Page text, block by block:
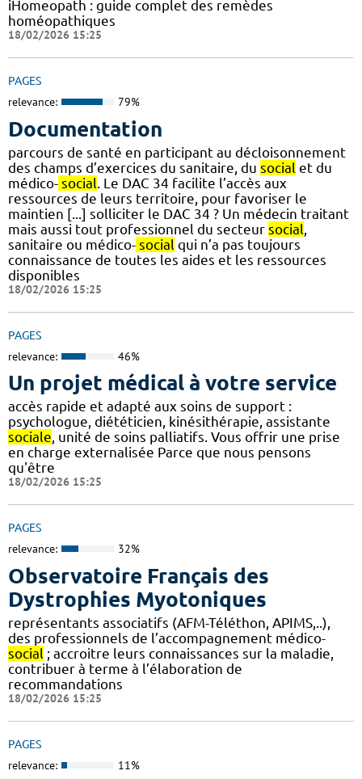
iHomeopath : guide complet des remèdes
homéopathiques
18/02/2026 15:25
PAGES
relevance: 79%
Documentation
parcours de santé en participant au décloisonnement
des champs d’exercices du sanitaire, du social et du
médico- social. Le DAC 34 facilite l’accès aux
ressources de leurs territoire, pour favoriser le
maintien [...] solliciter le DAC 34 ? Un médecin traitant
mais aussi tout professionnel du secteur social,
sanitaire ou médico- social qui n’a pas toujours
connaissance de toutes les aides et les ressources
disponibles
18/02/2026 15:25
PAGES
relevance: 46%
Un projet médical à votre service
accès rapide et adapté aux soins de support :
psychologue, diététicien, kinésithérapie, assistante
sociale, unité de soins palliatifs. Vous offrir une prise
en charge externalisée Parce que nous pensons
qu'être
18/02/2026 15:25
PAGES
relevance: 32%
Observatoire Français des
Dystrophies Myotoniques
représentants associatifs (AFM-Téléthon, APIMS,..),
des professionnels de l’accompagnement médico-
social ; accroitre leurs connaissances sur la maladie,
contribuer à terme à l’élaboration de
recommandations
18/02/2026 15:25
PAGES
relevance: 11%